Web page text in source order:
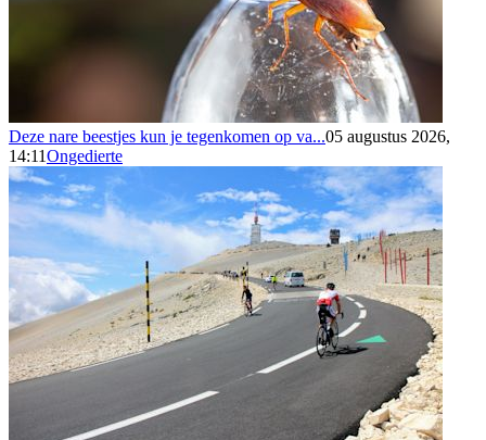
Deze nare beestjes kun je tegenkomen op va...05 augustus 2026,
14:11Ongedierte